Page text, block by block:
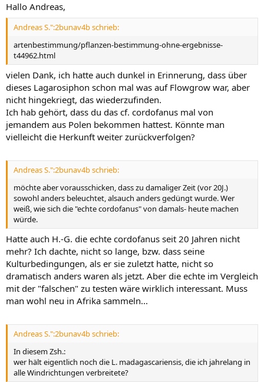
Hallo Andreas,
Andreas S.":2bunav4b schrieb:
artenbestimmung/pflanzen-bestimmung-ohne-ergebnisse-
t44962.html
vielen Dank, ich hatte auch dunkel in Erinnerung, dass über
dieses Lagarosiphon schon mal was auf Flowgrow war, aber
nicht hingekriegt, das wiederzufinden.
Ich hab gehört, dass du das cf. cordofanus mal von
jemandem aus Polen bekommen hattest. Könnte man
vielleicht die Herkunft weiter zurückverfolgen?
Andreas S.":2bunav4b schrieb:
möchte aber vorausschicken, dass zu damaliger Zeit (vor 20J.)
sowohl anders beleuchtet, alsauch anders gedüngt wurde. Wer
weiß, wie sich die "echte cordofanus" von damals- heute machen
würde.
Hatte auch H.-G. die echte cordofanus seit 20 Jahren nicht
mehr? Ich dachte, nicht so lange, bzw. dass seine
Kulturbedingungen, als er sie zuletzt hatte, nicht so
dramatisch anders waren als jetzt. Aber die echte im Vergleich
mit der "falschen" zu testen wäre wirklich interessant. Muss
man wohl neu in Afrika sammeln...
Andreas S.":2bunav4b schrieb:
In diesem Zsh.:
wer hält eigentlich noch die L. madagascariensis, die ich jahrelang in
alle Windrichtungen verbreitete?